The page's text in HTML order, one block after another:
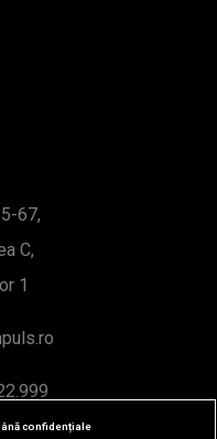
67,
C,
1
confidențiale